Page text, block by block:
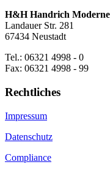
H&H Handrich
Landauer Str. 281
67434 Neustadt
Tel.: 06321 4998 - 0
Fax: 06321 4998 - 99
Rechtliches
Impressum
Datenschutz
Compliance